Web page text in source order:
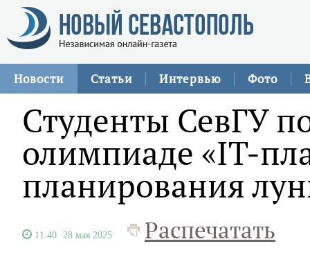
Новости Статьи Интервью Фото
Студенты СевГУ
олимпиаде «IT-
планирования
11:40 28 мая 2025 Распечатать